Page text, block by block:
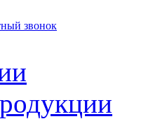
звонок